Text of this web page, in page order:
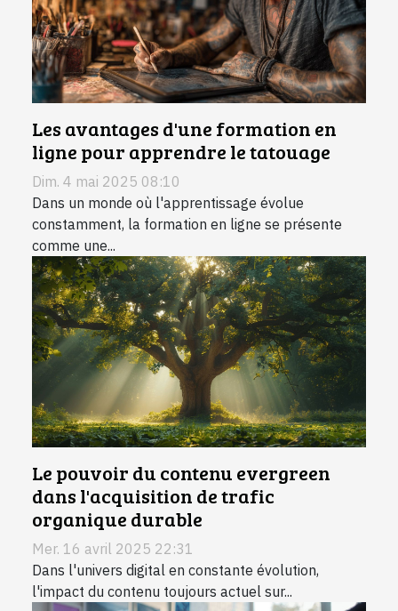
Les avantages d'une formation en
ligne pour apprendre le tatouage
Dim. 4 mai 2025 08:10
Dans un monde où l'apprentissage évolue
constamment, la formation en ligne se présente
comme une...
Le pouvoir du contenu evergreen
dans l'acquisition de trafic
organique durable
Mer. 16 avril 2025 22:31
Dans l'univers digital en constante évolution,
l'impact du contenu toujours actuel sur...